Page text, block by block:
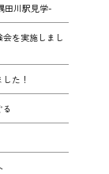
田川駅見学-
を実施しまし
た！